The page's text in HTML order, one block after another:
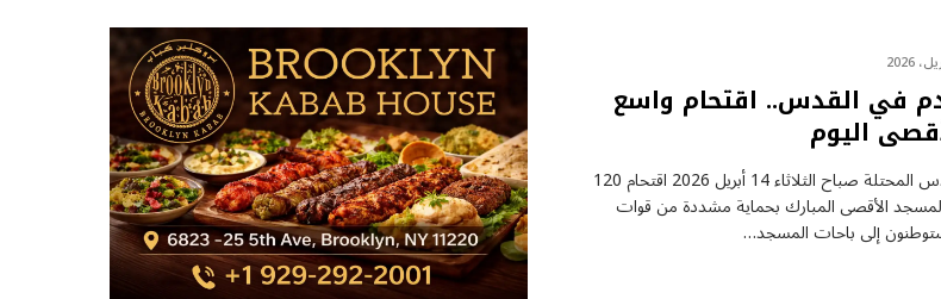
في القدس.. اقتحام واسع
اليوم
شهدت مدينة القدس المحتلة صباح الثلاثاء 14 أبريل 2026 اقتحام 120
الأقصى المبارك بحماية مشددة من قوات
إلى باحات المسجد…